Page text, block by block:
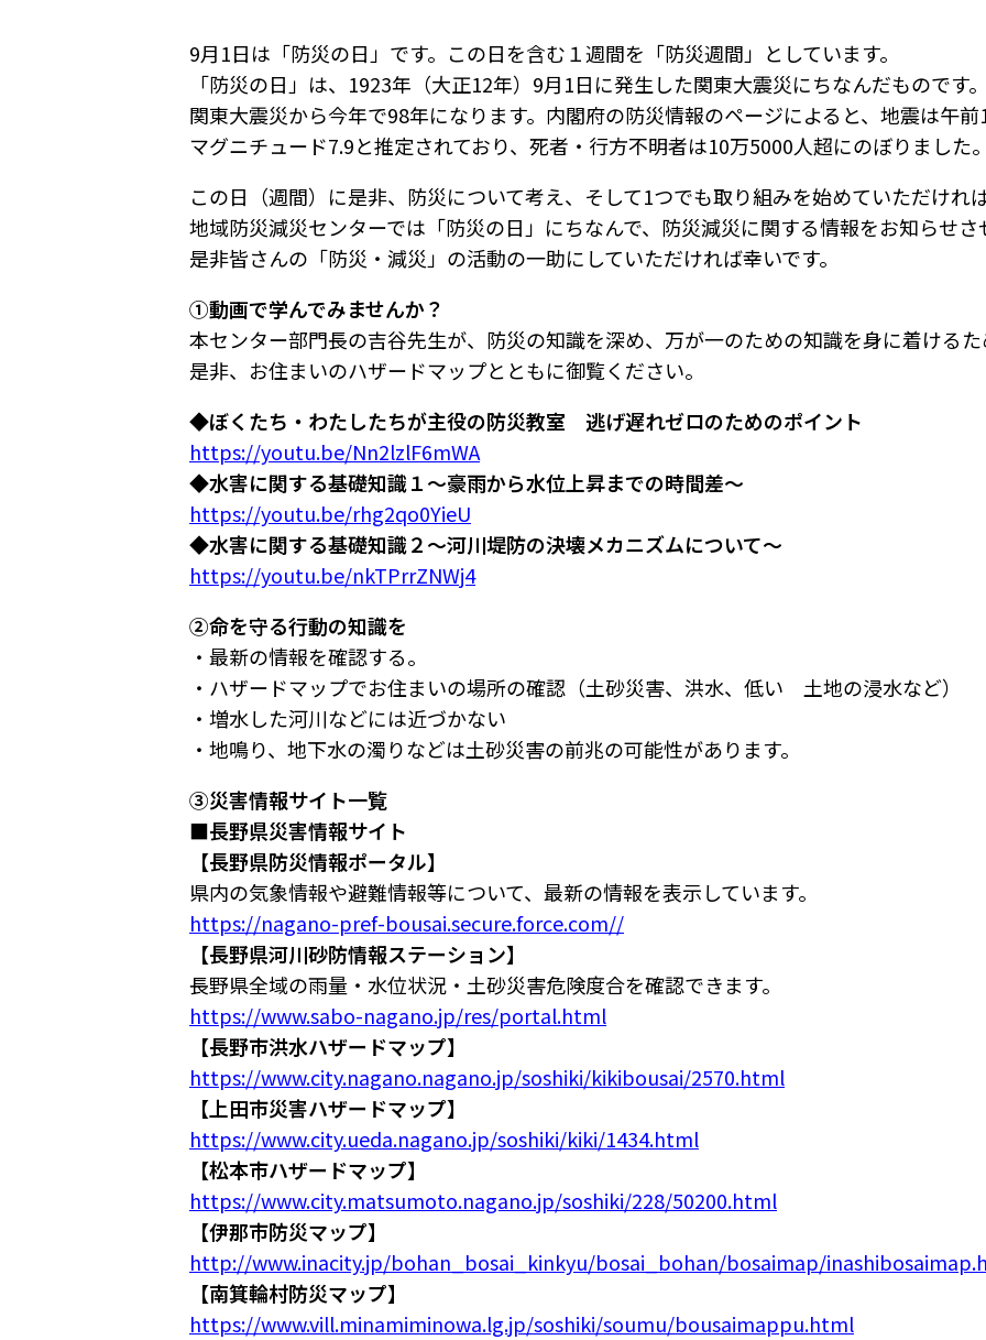
9月1日は「防災の日」です。この日を含む１週間を「防災週間」としています。
「防災の日」は、1923年（大正12年）9月1日に発生した関東大震災にちなんだものです
関東大震災から今年で98年になります。内閣府の防災情報のページによると、地震は午
マグニチュード7.9と推定されており、死者・行方不明者は10万5000人超にのぼりました
この日（週間）に是非、防災について考え、そして1つでも取り組みを始めていただけれ
地域防災減災センターでは「防災の日」にちなんで、防災減災に関する情報をお知らせ
是非皆さんの「防災・減災」の活動の一助にしていただければ幸いです。
①動画で学んでみませんか？
本センター部門長の吉谷先生が、防災の知識を深め、万が一のための知識を身に着ける
是非、お住まいのハザードマップとともに御覧ください。
◆ぼくたち・わたしたちが主役の防災教室 逃げ遅れゼロのためのポイント
https://youtu.be/Nn2lzlF6mWA
◆水害に関する基礎知識１～豪雨から水位上昇までの時間差～
https://youtu.be/rhg2qo0YieU
◆水害に関する基礎知識２～河川堤防の決壊メカニズムについて～
https://youtu.be/nkTPrrZNWj4
②命を守る行動の知識を
・最新の情報を確認する。
・ハザードマップでお住まいの場所の確認（土砂災害、洪水、低い 土地の浸水など）
・増水した河川などには近づかない
・地鳴り、地下水の濁りなどは土砂災害の前兆の可能性があります。
③災害情報サイト一覧
■長野県災害情報サイト
【長野県防災情報ポータル】
県内の気象情報や避難情報等について、最新の情報を表示しています。
https://nagano-pref-bousai.secure.force.com//
【長野県河川砂防情報ステーション】
長野県全域の雨量・水位状況・土砂災害危険度合を確認できます。
https://www.sabo-nagano.jp/res/portal.html
【長野市洪水ハザードマップ】
https://www.city.nagano.nagano.jp/soshiki/kikibousai/2570.html
【上田市災害ハザードマップ】
https://www.city.ueda.nagano.jp/soshiki/kiki/1434.html
【松本市ハザードマップ】
https://www.city.matsumoto.nagano.jp/soshiki/228/50200.html
【伊那市防災マップ】
http://www.inacity.jp/bohan_bosai_kinkyu/bosai_bohan/bosaimap/
【南箕輪村防災マップ】
https://www.vill.minamiminowa.lg.jp/soshiki/soumu/bousaimappu.html